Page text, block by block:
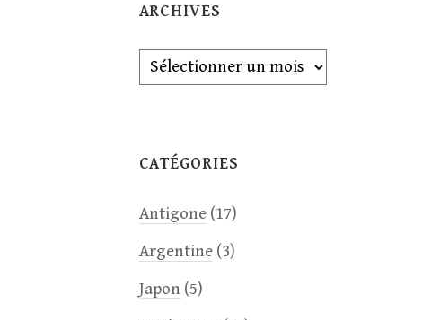
ARCHIVES
Archives
CATÉGORIES
Antigone(17)
Argentine(3)
Japon (5)